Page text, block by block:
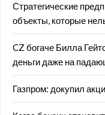
Стратегические
объекты, которые
CZ богаче Билла
деньги даже на
Газпром: докупил